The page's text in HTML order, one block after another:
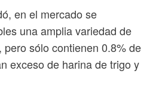
en el mercado se
una amplia variedad de
pero sólo contienen 0.8% de
exceso de harina de trigo y